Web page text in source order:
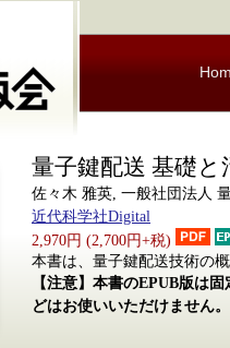
量子鍵配送 基礎と
佐々木 雅英, 一般社団法人
近代科学社Digital
2,970円 (2,700円+税)
本書は、量子鍵配送技術の
【注意】本書のEPUB版は
どはお使いいただけません